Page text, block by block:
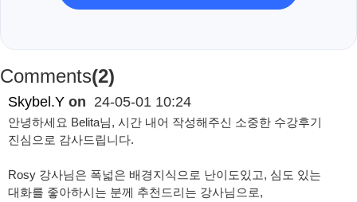
Comments(2)
Skybel.Y on 24-05-01 10:24
안녕하세요 Belita님, 시간 내어 작성해주신 소중한 수강후기
진심으로 감사드립니다.
Rosy 강사님은 폭넓은 배경지식으로 난이도있고, 심도 있는
대화를 좋아하시는 분께 추천드리는 강사님으로,